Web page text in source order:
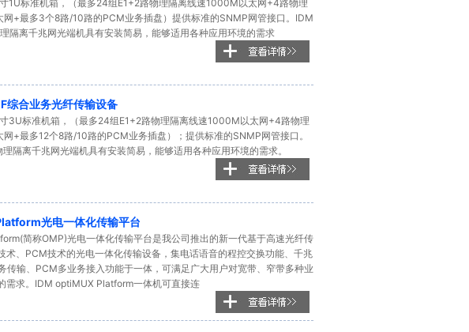
1U标准机箱，（最多24组E1+2路物理隔离线速1000M以太网+4路物理
+最多3个8路/10路的PCM业务插盘）提供标准的SNMP网管接口。IDM
隔离千兆网光端机具有安装简易，能够适用各种应用环境的需求
合业务光纤传输设备
3U标准机箱，（最多24组E1+2路物理隔离线速1000M以太网+4路物理
+最多12个8路/10路的PCM业务插盘）；提供标准的SNMP网管接口。
隔离千兆网光端机具有安装简易，能够适用各种应用环境的需求。
光电一体化传输平台
简称OMP)光电一体化传输平台是我公司推出的新一代基于高速光纤传
术、PCM技术的光电一体化传输设备，集电话语音的程控交换功能、千兆
传输、PCM多业务接入功能于一体，可满足广大用户对宽带、窄带多种业
需求。IDM optiMUX Platform一体机可直接连